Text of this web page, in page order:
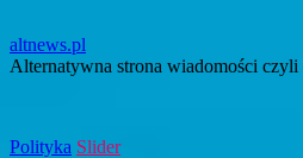
altnews.pl
Alternatywna strona wiadomości
Polityka Slider